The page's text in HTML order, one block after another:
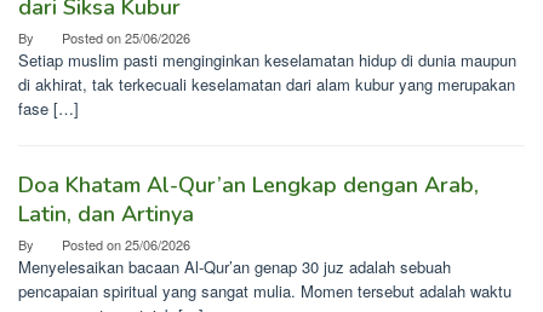
dari Siksa Kubur
By Posted on25/06/2026
Setiap muslim pasti menginginkan keselamatan hidup di dunia maupun
di akhirat, tak terkecuali keselamatan dari alam kubur yang merupakan
fase […]
Doa Khatam Al-Qur’an Lengkap dengan Arab,
Latin, dan Artinya
By Posted on25/06/2026
Menyelesaikan bacaan Al-Qur’an genap 30 juz adalah sebuah
pencapaian spiritual yang sangat mulia. Momen tersebut adalah waktu